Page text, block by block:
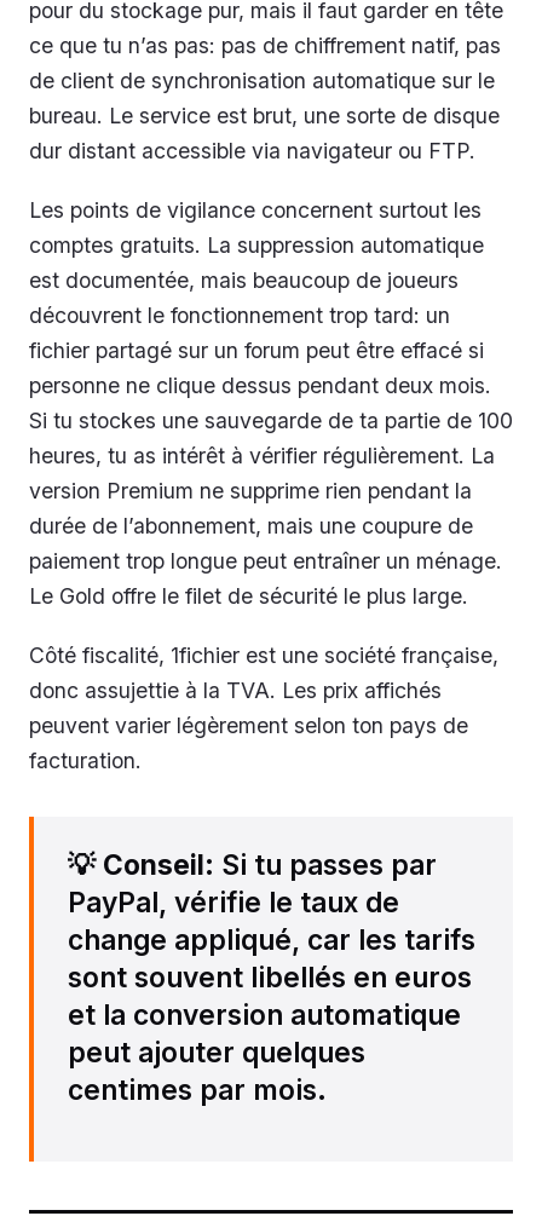
pour du stockage pur, mais il faut garder en tête
ce que tu n’as pas: pas de chiffrement natif, pas
de client de synchronisation automatique sur le
bureau. Le service est brut, une sorte de disque
dur distant accessible via navigateur ou FTP.
Les points de vigilance concernent surtout les
comptes gratuits. La suppression automatique
est documentée, mais beaucoup de joueurs
découvrent le fonctionnement trop tard: un
fichier partagé sur un forum peut être effacé si
personne ne clique dessus pendant deux mois.
Si tu stockes une sauvegarde de ta partie de 100
heures, tu as intérêt à vérifier régulièrement. La
version Premium ne supprime rien pendant la
durée de l’abonnement, mais une coupure de
paiement trop longue peut entraîner un ménage.
Le Gold offre le filet de sécurité le plus large.
Côté fiscalité, 1fichier est une société française,
donc assujettie à la TVA. Les prix affichés
peuvent varier légèrement selon ton pays de
facturation.
💡 Conseil: Si tu passes par
PayPal, vérifie le taux de
change appliqué, car les tarifs
sont souvent libellés en euros
et la conversion automatique
peut ajouter quelques
centimes par mois.